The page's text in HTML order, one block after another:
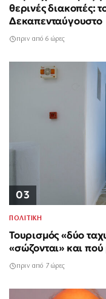
θερινές διακοπές:
Δεκαπενταύγουστο
πριν από 6 ώρες
03
ΠΟΛΙΤΙΚΗ
Τουρισμός «δύο
«σώζονται» και
πριν από 7 ώρες